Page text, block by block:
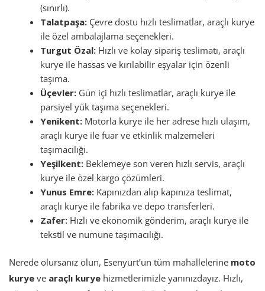
(sınırlı).
Talatpaşa: Çevre dostu hızlı teslimatlar, araçlı kurye
ile özel ambalajlama seçenekleri.
Turgut Özal: Hızlı ve kolay sipariş teslimatı, araçlı
kurye ile hassas ve kırılabilir eşyalar için özenli
taşıma.
Üçevler: Gün içi hızlı teslimatlar, araçlı kurye ile
parsiyel yük taşıma seçenekleri.
Yenikent: Motorla kurye ile her adrese hızlı ulaşım,
araçlı kurye ile fuar ve etkinlik malzemeleri
taşımacılığı.
Yeşilkent: Beklemeye son veren hızlı servis, araçlı
kurye ile özel kargo çözümleri.
Yunus Emre: Kapınızdan alıp kapınıza teslimat,
araçlı kurye ile fabrika ve depo transferleri.
Zafer: Hızlı ve ekonomik gönderim, araçlı kurye ile
tekstil ve numune taşımacılığı.
Nerede olursanız olun, Esenyurt’un tüm mahallelerine moto
kurye ve araçlı kurye hizmetlerimizle yanınızdayız. Hızlı,